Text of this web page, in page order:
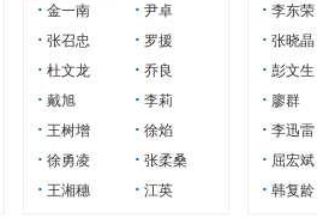
· 金一南 · 尹卓
· 张召忠 · 罗援
· 杜文龙 · 乔良
· 戴旭 · 李莉
· 王树增 · 徐焰
· 徐勇凌 · 张柔桑
· 王湘穗 · 江英
· 李东荣
· 张晓晶
· 彭文生
· 廖群
· 李迅雷
· 屈宏斌
· 韩复龄